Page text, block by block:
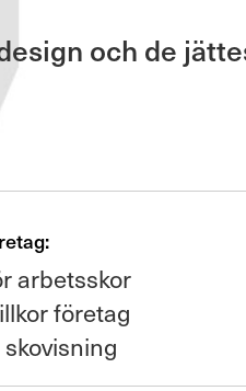
och de
arbetsskor
företag
skovisning